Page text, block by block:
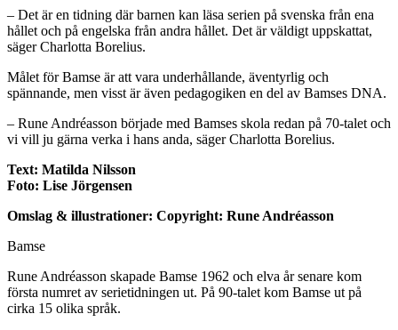
– Det är en tidning där barnen kan läsa serien på svenska från ena
hållet och på engelska från andra hållet. Det är väldigt uppskattat,
säger Charlotta Borelius.
Målet för Bamse är att vara underhållande, äventyrlig och
spännande, men visst är även pedagogiken en del av Bamses DNA.
– Rune Andréasson började med Bamses skola redan på 70-talet och
vi vill ju gärna verka i hans anda, säger Charlotta Borelius.
Text: Matilda Nilsson
Foto: Lise Jörgensen
Omslag & illustrationer: Copyright: Rune Andréasson
Bamse
Rune Andréasson skapade Bamse 1962 och elva år senare kom
första numret av serietidningen ut. På 90-talet kom Bamse ut på
cirka 15 olika språk.